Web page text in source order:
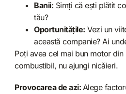
Banii: Simți că ești plătit
tău?
Oportunitățile: Vezi un
această companie? Ai
Poți avea cel mai bun motor
combustibil, nu ajungi nicăieri.
Provocarea de azi: Alege